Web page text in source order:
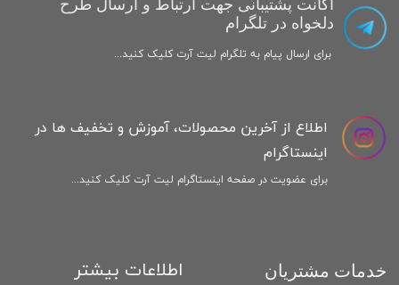
خدمات مشتریان
اکانت پشتیبانی جهت ارتباط و ارسال طرح
دلخواه در تلگرام
برای ارسال پیام به تلگرام لیت آرت کلیک کنید...
اطلاعات بیشتر
اطلاع از آخرین محصولات، آموزش و تخفیف ها در
اینستاگرام
برای عضویت در صفحه اینستاگرام لیت آرت کلیک کنید...